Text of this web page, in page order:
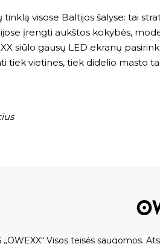
visose Baltijos šalyse: tai
įrengti aukštos kokybės,
siūlo gausų LED ekranų
tiek vietines, tiek didelio masto
„OWEXX“ Visos teisės saugomos.